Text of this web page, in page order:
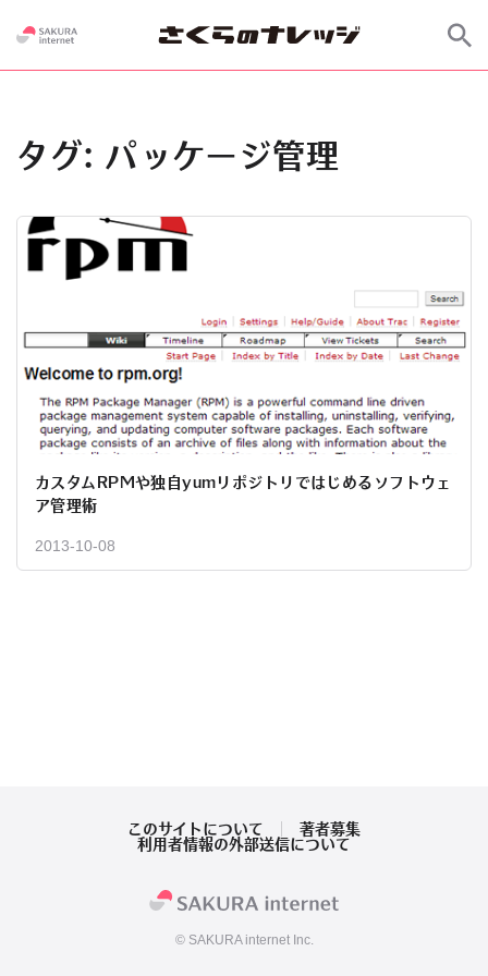
タグ: パッケージ管理
カスタムRPMや独自yumリポジトリではじめるソフトウェ
ア管理術
2013-10-08
このサイトについて
著者募集
利用者情報の外部送信について
© SAKURA internet Inc.